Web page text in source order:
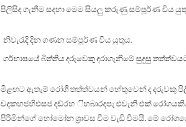
පිලිසිද ගැනීම සදහා මෙම සියලු කරුණු සම්පූර්ණ විය
නිවැරැදි දින ගණන සම්පූර්ණ විය යුතුය.
ගර්භාෂයේ බිත්තිය දරුවෙකු දරාගැනීමේ සුදුසු
මීළඟට ඇතැම් රෝගී තත්ත්වයන් හේතුවෙන් ද දරුවකු
චදකහජහිඑසජ දඩ්රහ ිහබාරදපැ එවැනි එක්
පිරිමින්ගේ හෝමෝන ශ්‍රාවස වීම වැඩි වීමයි. මේ